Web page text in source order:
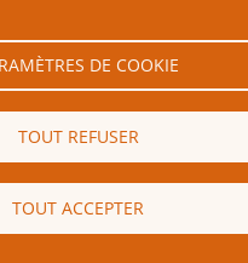
DE COOKIE
TOUT REFUSER
TOUT ACCEPTER